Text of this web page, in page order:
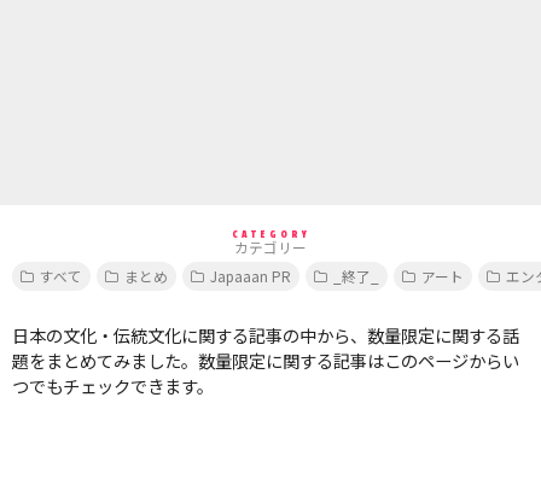
CATEGORY
カテゴリー
すべて
まとめ Japaaan PR _終了_ アート エン
日本の文化・伝統文化に関する記事の中から、数量限定に関する話
題をまとめてみました。数量限定に関する記事はこのページからい
つでもチェックできます。